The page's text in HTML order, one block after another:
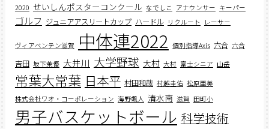
2020 せいしんポスターコンクール なでしこ アナウンサー キーパー
ゴルフ ジュニアアスリートカップ ハードル リクルート レーサー
ヴィアベンテン滋賀 中体連2022 個別指導Axis 六合 六合
吉田 坂下茉優 大井川 大学野球 大村 大村 富士シニア 山岳
常葉大常葉 日本平 村田和哉 村越圭佑 松原亜美
株式会社ワオ・コーポレーション 海野颯人 清水南 滋賀 田町小
男子バスケットボール 科学技術